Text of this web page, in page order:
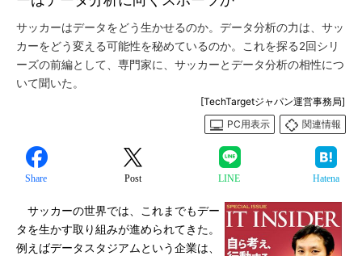
サッカーはデータをどう生かせるのか。データ分析の力は、サッ
カーをどう変える可能性を秘めているのか。これを探る2回シリ
ーズの前編として、専門家に、サッカーとデータ分析の相性につ
いて聞いた。
[TechTargetジャパン運営事務局]
PC用表示
関連情報
Share Post LINE Hatena
サッカーの世界では、これまでもデー
タを生かす取り組みが進められてきた。
例えばデータスタジアムという企業は、